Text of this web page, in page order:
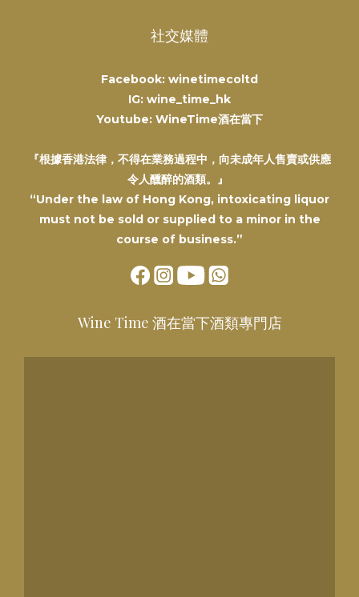
社交媒體
Facebook: winetimecoltd
IG: wine_time_hk
Youtube: WineTime酒在當下
『根據香港法律，不得在業務過程中，向未成年人售賣或供應
令人醺醉的酒類。』
“Under the law of Hong Kong, intoxicating liquor
must not be sold or supplied to a minor in the
course of business.”
Wine Time 酒在當下酒類專門店